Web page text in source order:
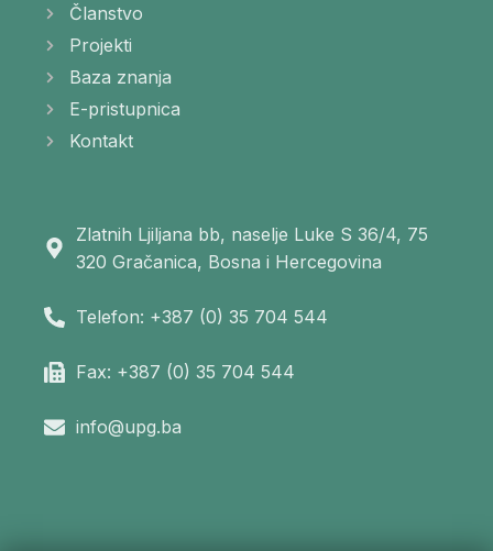
Članstvo
Projekti
Baza znanja
E-pristupnica
Kontakt
Zlatnih Ljiljana bb, naselje Luke S 36/4, 75
320 Gračanica, Bosna i Hercegovina
Telefon: +387 (0) 35 704 544
Fax: +387 (0) 35 704 544
info@upg.ba